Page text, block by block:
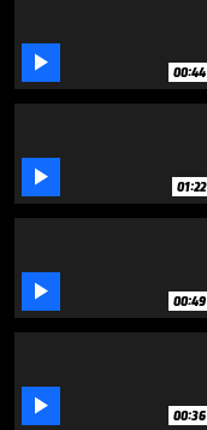
16
seconds
 00:44
 01:22
 00:49
 00:36